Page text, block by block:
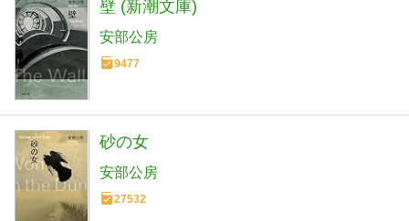
壁 (新潮文庫)
安部公房
9477
砂の女
安部公房
27532